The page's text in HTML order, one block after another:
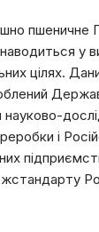
пшеничне
у
цілях.
і